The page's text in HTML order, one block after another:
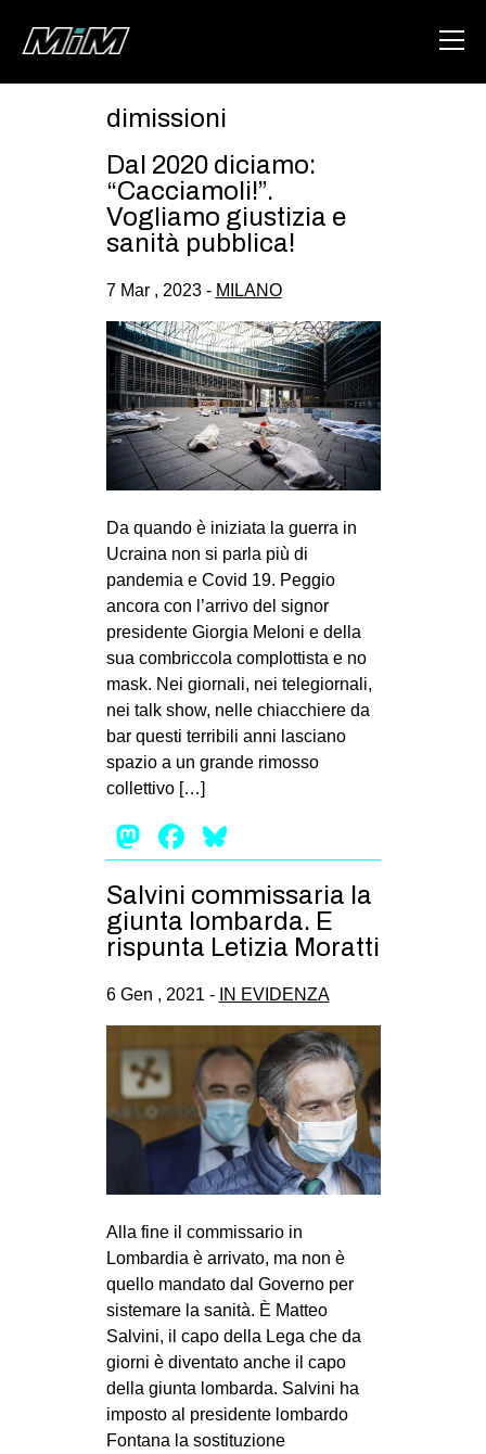
ABOUT
AREA
CSOA LAMBRETTA
MSM
STUDENTI TSUNAMI
ZAM
MOBILITAZIONI
SPAZI
SPORT POPOLARE
MOVIMENTI
AMBIENTE
ANTIFASCISMO
DIRITTO ALL’ABITARE
MIGRAZIONI
REPRESSIONE
STUDENTI
CULTURE
ARTE
CINEMA
MANIFESTI
MUSICA
RECENSIONI
INTERNAZIONALE
AFRICA
AMERICHE
ESTREMO ORIENTE
EUROPA
MEDIO ORIENTE
MONDO
dimissioni
Dal 2020 diciamo:
“Cacciamoli!”.
Vogliamo giustizia e
sanità pubblica!
7 Mar , 2023 - MILANO
Da quando è iniziata la guerra in
Ucraina non si parla più di
pandemia e Covid 19. Peggio
ancora con l’arrivo del signor
presidente Giorgia Meloni e della
sua combriccola complottista e no
mask. Nei giornali, nei telegiornali,
nei talk show, nelle chiacchiere da
bar questi terribili anni lasciano
spazio a un grande rimosso
collettivo […]
Mastodon
Facebook
Salvini commissaria la
giunta lombarda. E
rispunta Letizia Moratti
6 Gen , 2021 - IN EVIDENZA
Alla fine il commissario in
Lombardia è arrivato, ma non è
quello mandato dal Governo per
sistemare la sanità. È Matteo
Salvini, il capo della Lega che da
giorni è diventato anche il capo
della giunta lombarda. Salvini ha
imposto al presidente lombardo
Fontana la sostituzione